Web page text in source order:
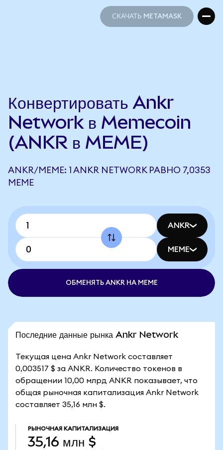
СКАЧАТЬ METAMASK
Конвертировать Ankr
Network в Memecoin
(ANKR в MEME)
ANKR/MEME: 1 ANKR NETWORK РАВНО 7,0353
MEME
ANKR
MEME
ОБМЕНЯТЬ ANKR НА MEME
Последние данные рынка Ankr Network
Текущая цена Ankr Network составляет
0,003517 $ за ANKR. Количество токенов в
обращении 10,00 млрд ANKR показывает, что
общая рыночная капитализация Ankr Network
составляет 35,16 млн $.
РЫНОЧНАЯ КАПИТАЛИЗАЦИЯ
35,16 млн $